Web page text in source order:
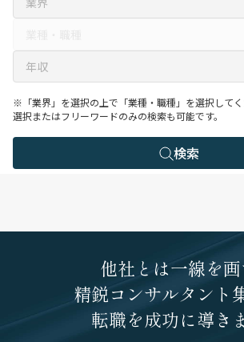
※「業界」を選択の上で「業種・職種」を選択して
選択またはフリーワードのみの検索も可能です。
検索
他社とは一線を
精鋭コンサルタント
転職を成功に導き